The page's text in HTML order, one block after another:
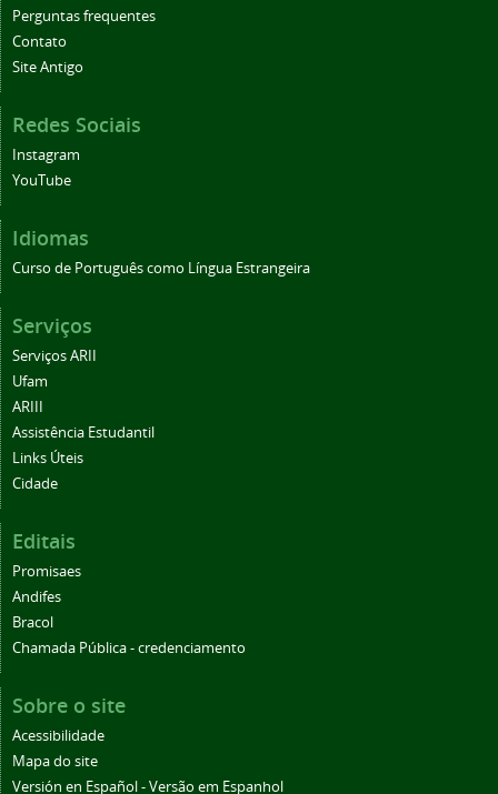
Perguntas frequentes
Contato
Site Antigo
Redes Sociais
Instagram
YouTube
Idiomas
Curso de Português como Língua Estrangeira
Serviços
Serviços ARII
Ufam
ARIII
Assistência Estudantil
Links Úteis
Cidade
Editais
Promisaes
Andifes
Bracol
Chamada Pública - credenciamento
Sobre o site
Acessibilidade
Mapa do site
Versión en Español - Versão em Espanhol